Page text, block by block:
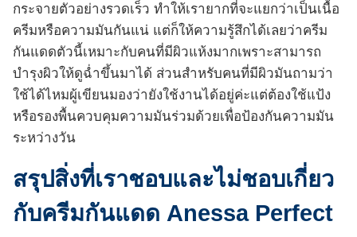
กระจายตัวอย่างรวดเร็ว ทำให้เรายากที่จะแยกว่าเป็นเนื้อ
ครีมหรือความมันกันแน่ แต่ก็ให้ความรู้สึกได้เลยว่าครีม
กันแดดตัวนี้เหมาะกับคนที่มีผิวแห้งมากเพราะสามารถ
บำรุงผิวให้ดูฉ่ำขึ้นมาได้ ส่วนสำหรับคนที่มีผิวมันถามว่า
ใช้ได้ไหมผู้เขียนมองว่ายังใช้งานได้อยู่ค่ะแต่ต้องใช้แป้ง
หรือรองพื้นควบคุมความมันร่วมด้วยเพื่อป้องกันความมัน
ระหว่างวัน
สรุปสิ่งที่เราชอบและไม่ชอบเกี่ยว
กับครีมกันแดด Anessa Perfect